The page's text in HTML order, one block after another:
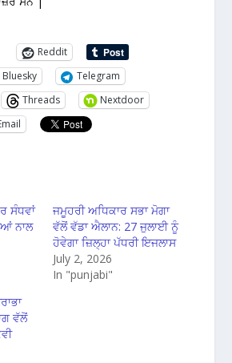
Reddit
Bluesky
Telegram
Threads
Nextdoor
ਸੰਧਵਾਂ
ਨਾਲ
ਜਮੂਹਰੀ ਅਧਿਕਾਰ ਸਭਾ ਮੋਗਾ
ਵੱਲੋਂ ਵੱਡਾ ਐਲਾਨ: 27 ਜੁਲਾਈ ਨੂੰ
ਹੋਵੇਗਾ ਜ਼ਿਲ੍ਹਾ ਪੱਧਰੀ ਇਜਲਾਸ
July 2, 2026
In "punjabi"
ਵੱਲੋਂ